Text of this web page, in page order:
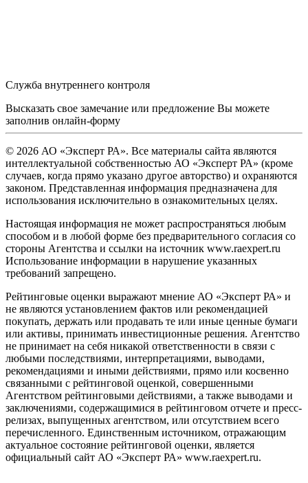
Служба внутреннего контроля
Высказать свое замечание или предложение Вы можете
заполнив онлайн-форму
© 2026 АО «Эксперт РА». Все материалы сайта являются
интеллектуальной собственностью АО «Эксперт РА» (кроме
случаев, когда прямо указано другое авторство) и охраняются
законом. Представленная информация предназначена для
использования исключительно в ознакомительных целях.
Настоящая информация не может распространяться любым
способом и в любой форме без предварительного согласия со
стороны Агентства и ссылки на источник www.raexpert.ru
Использование информации в нарушение указанных
требований запрещено.
Рейтинговые оценки выражают мнение АО «Эксперт РА» и
не являются установлением фактов или рекомендацией
покупать, держать или продавать те или иные ценные бумаги
или активы, принимать инвестиционные решения. Агентство
не принимает на себя никакой ответственности в связи с
любыми последствиями, интерпретациями, выводами,
рекомендациями и иными действиями, прямо или косвенно
связанными с рейтинговой оценкой, совершенными
Агентством рейтинговыми действиями, а также выводами и
заключениями, содержащимися в рейтинговом отчете и пресс-
релизах, выпущенных агентством, или отсутствием всего
перечисленного. Единственным источником, отражающим
актуальное состояние рейтинговой оценки, является
официальный сайт АО «Эксперт РА» www.raexpert.ru.